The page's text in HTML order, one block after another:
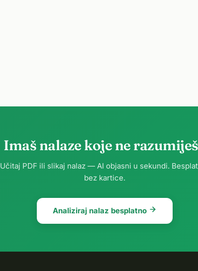
Imaš nalaze koje ne
Učitaj PDF ili slikaj nalaz — AI objasni u sekundi.
bez kartice.
Analiziraj nalaz besplatno